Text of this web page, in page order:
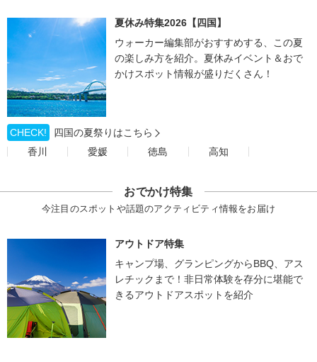
夏休み特集2026【四国】
ウォーカー編集部がおすすめする、この夏
の楽しみ方を紹介。夏休みイベント＆おで
かけスポット情報が盛りだくさん！
CHECK!
四国の夏祭りはこちら
香川
愛媛 徳島 高知
おでかけ特集
今注目のスポットや話題のアクティビティ情報をお届け
アウトドア特集
キャンプ場、グランピングからBBQ、アス
レチックまで！非日常体験を存分に堪能で
きるアウトドアスポットを紹介